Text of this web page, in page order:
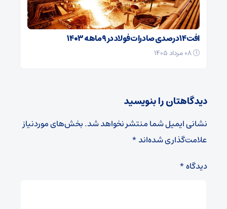
افت ۱۴ درصدی صادرات فولاد در ۹ ماهه ۱۴۰۳
دیدگاهتان را بنویسید
نشانی ایمیل شما منتشر نخواهد شد.بخش‌های موردنیاز
علامت‌گذاری شده‌اند*
دیدگاه*